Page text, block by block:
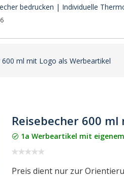
bedrucken | Individuelle
600 ml mit Logo als Werbeartikel
Reisebecher 600
1a Werbeartikel mit
Preis dient nur zur